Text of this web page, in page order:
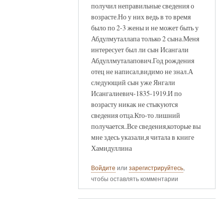
получил неправильные сведения о
возрасте.Но у них ведь в то время
было по 2-3 жены и не может быть у
Абдулмуталлапа только 2 сына.Меня
интересует был ли сын Исангали
Абдуллмуталапович.Год рождения
отец не написал,видимо не знал.А
следующий сын уже Янгали
Исангалиевич-1835-1919.И по
возрасту никак не стыкуются
сведения отца.Кто-то лишний
получается..Все сведения,которые вы
мне здесь указали,я читала в книге
Хамидуллина
Войдите или зарегистрируйтесь,
чтобы оставлять комментарии